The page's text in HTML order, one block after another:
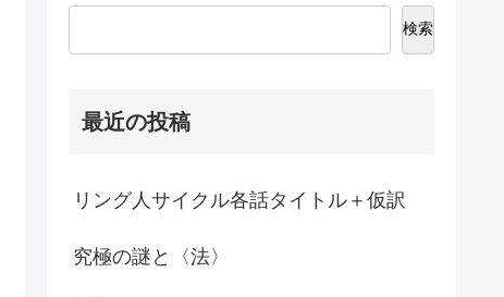
検索
最近の投稿
リング人サイクル各話タイトル＋仮訳
究極の謎と〈法〉